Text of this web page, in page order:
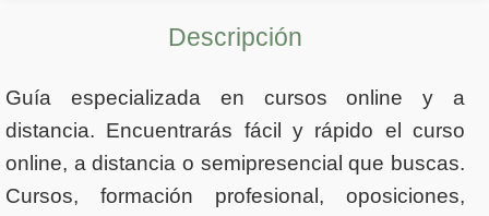
Descripción
Guía especializada en cursos online y a
distancia. Encuentrarás fácil y rápido el curso
online, a distancia o semipresencial que buscas.
Cursos, formación profesional, oposiciones,